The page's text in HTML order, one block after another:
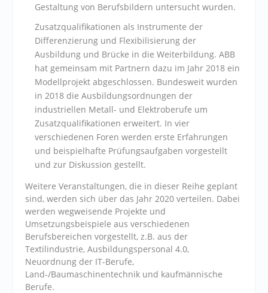
Gestaltung von Berufsbildern untersucht wurden.
Zusatzqualifikationen als Instrumente der
Differenzierung und Flexibilisierung der
Ausbildung und Brücke in die Weiterbildung. ABB
hat gemeinsam mit Partnern dazu im Jahr 2018 ein
Modellprojekt abgeschlossen. Bundesweit wurden
in 2018 die Ausbildungsordnungen der
industriellen Metall- und Elektroberufe um
Zusatzqualifikationen erweitert. In vier
verschiedenen Foren werden erste Erfahrungen
und beispielhafte Prüfungsaufgaben vorgestellt
und zur Diskussion gestellt.
Weitere Veranstaltungen, die in dieser Reihe geplant
sind, werden sich über das Jahr 2020 verteilen. Dabei
werden wegweisende Projekte und
Umsetzungsbeispiele aus verschiedenen
Berufsbereichen vorgestellt, z.B. aus der
Textilindustrie, Ausbildungspersonal 4.0,
Neuordnung der IT-Berufe,
Land-/Baumaschinentechnik und kaufmännische
Berufe.